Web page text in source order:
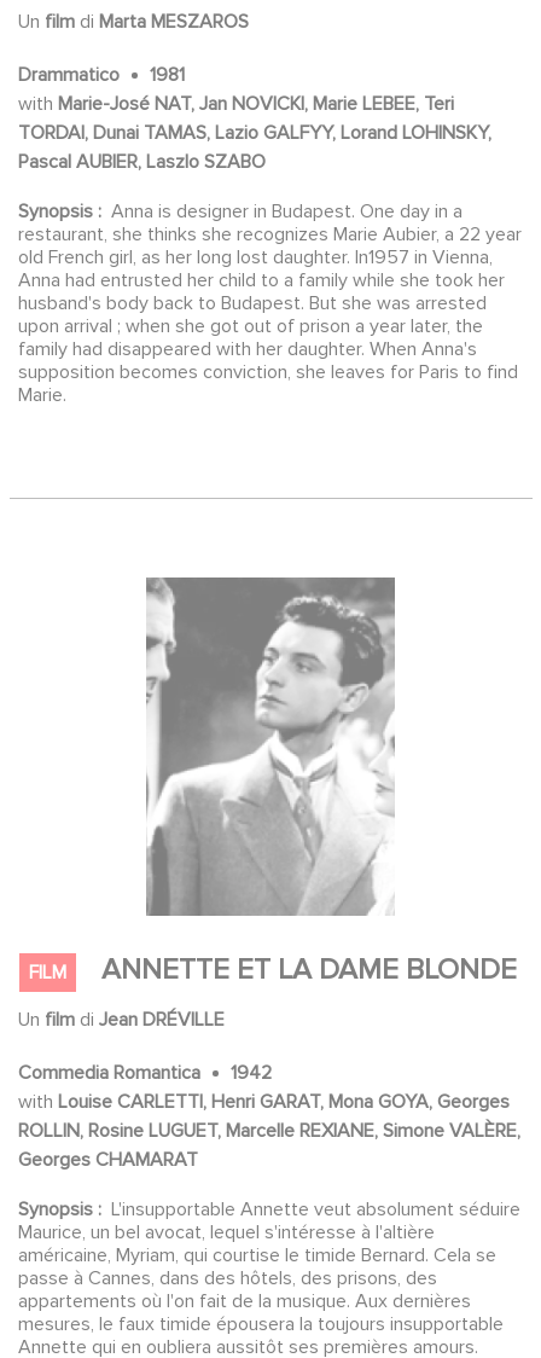
Un film di Marta MESZAROS
Drammatico
1981
with Marie-José NAT, Jan NOVICKI, Marie LEBEE, Teri
TORDAI, Dunai TAMAS, Lazio GALFYY, Lorand LOHINSKY,
Pascal AUBIER, Laszlo SZABO
Synopsis : Anna is designer in Budapest. One day in a
restaurant, she thinks she recognizes Marie Aubier, a 22 year
old French girl, as her long lost daughter. In1957 in Vienna,
Anna had entrusted her child to a family while she took her
husband's body back to Budapest. But she was arrested
upon arrival ; when she got out of prison a year later, the
family had disappeared with her daughter. When Anna's
supposition becomes conviction, she leaves for Paris to find
Marie.
FILM ANNETTE ET LA DAME BLONDE
Un film di Jean DRÉVILLE
Commedia Romantica
1942
with Louise CARLETTI, Henri GARAT, Mona GOYA, Georges
ROLLIN, Rosine LUGUET, Marcelle REXIANE, Simone VALÈRE,
Georges CHAMARAT
Synopsis : L'insupportable Annette veut absolument séduire
Maurice, un bel avocat, lequel s'intéresse à l'altière
américaine, Myriam, qui courtise le timide Bernard. Cela se
passe à Cannes, dans des hôtels, des prisons, des
appartements où l'on fait de la musique. Aux dernières
mesures, le faux timide épousera la toujours insupportable
Annette qui en oubliera aussitôt ses premières amours.